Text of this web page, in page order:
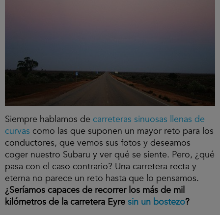
Siempre hablamos de carreteras sinuosas llenas de
curvas como las que suponen un mayor reto para los
conductores, que vemos sus fotos y deseamos
coger nuestro Subaru y ver qué se siente. Pero, ¿qué
pasa con el caso contrario? Una carretera recta y
eterna no parece un reto hasta que lo pensamos.
¿Seríamos capaces de recorrer los más de mil
kilómetros de la carretera Eyre sin un bostezo?